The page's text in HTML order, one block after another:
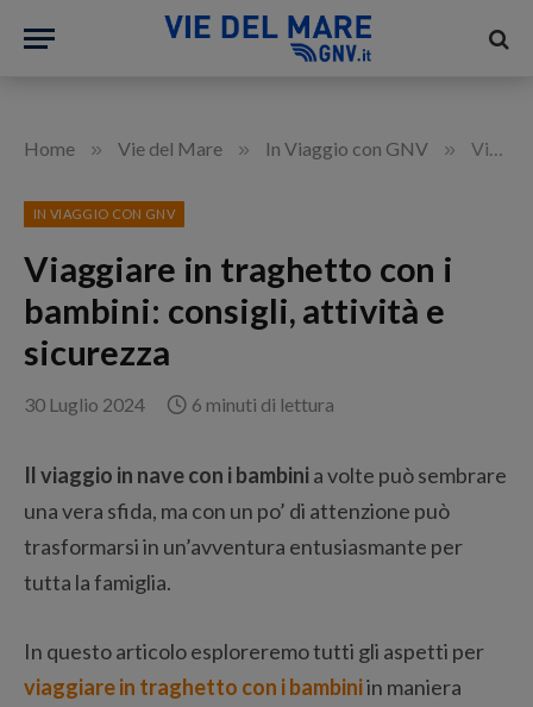
Home » Vie del Mare » In Viaggio con GNV » Viaggiare in traghetto con i bambini: consigli, attività e sicurezza
IN VIAGGIO CON GNV
Viaggiare in traghetto con i
bambini: consigli, attività e
sicurezza
30 Luglio 2024 6 minuti di lettura
Il viaggio in nave con i bambinia volte può sembrare
una vera sfida, ma con un po’ di attenzione può
trasformarsi in un’avventura entusiasmante per
tutta la famiglia.
In questo articolo esploreremo tutti gli aspetti per
viaggiare in traghetto con i bambiniin maniera